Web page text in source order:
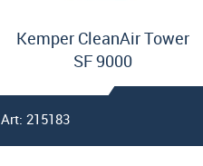
Kemper CleanAir Tower
SF 9000
Art: 215183